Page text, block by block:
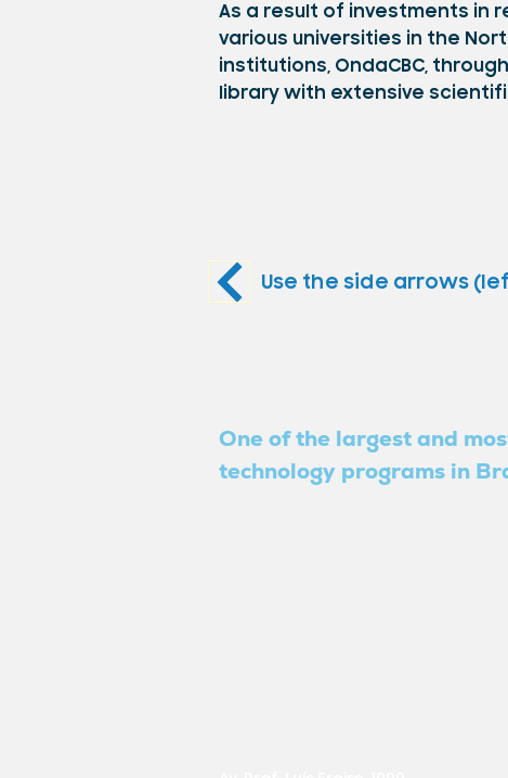
As a result of investments in
various universities in the
institutions, OndaCBC,
library with extensive
Use the side arrows
One of the largest and
technology programs in